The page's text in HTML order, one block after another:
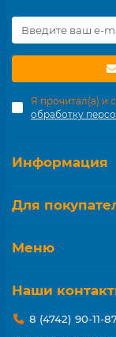
Я прочитал(а) и
обработку
Информация
Для
Меню
Наши
8 (4742) 90-11-